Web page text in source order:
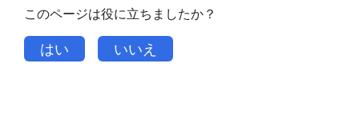
このページは役に立ちましたか？
はい いいえ